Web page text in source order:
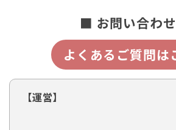
■ お問い合わ
よくあるご質問は
【運営】